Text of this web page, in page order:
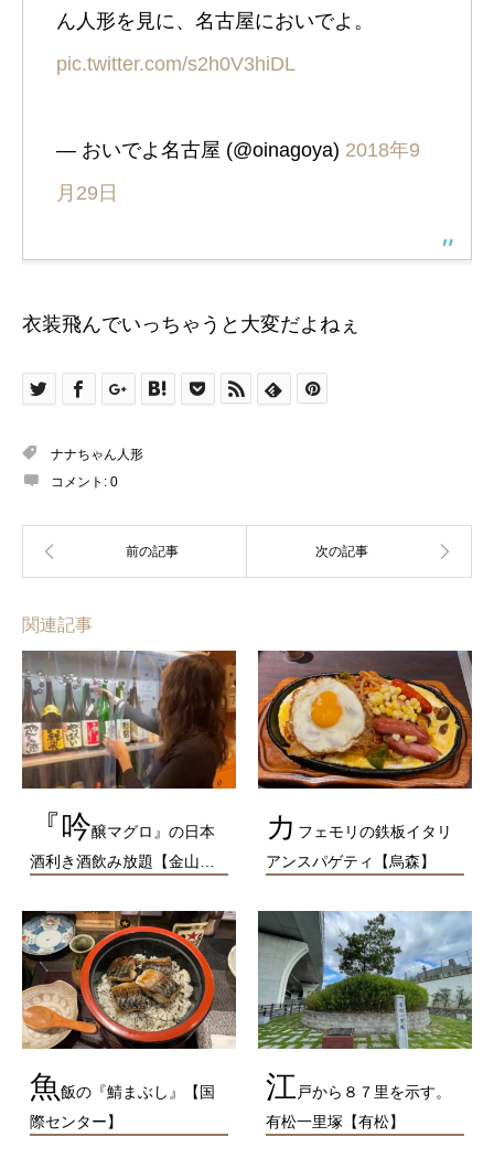
ん人形を見に、名古屋においでよ。
pic.twitter.com/s2h0V3hiDL
— おいでよ名古屋 (@oinagoya) 2018年9
月29日
衣装飛んでいっちゃうと大変だよねぇ
ナナちゃん人形
コメント: 0
関連記事
『吟醸マグロ』の日本
酒利き酒飲み放題【金山…
カ フェモリの鉄板イタリ
アンスパゲティ【烏森】
魚飯の『鯖まぶし』【国
際センター】
江 戸から８７里を示す。
有松一里塚【有松】